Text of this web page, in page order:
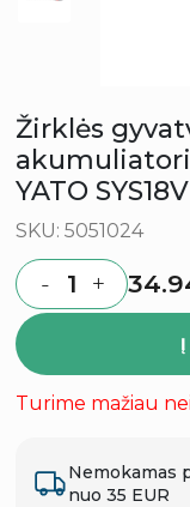
Žirklės
YATO SYS18V
SKU: 5051024
Quantity
- +
Turime mažiau
Nemokamas
nuo 35 EUR